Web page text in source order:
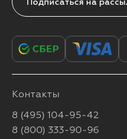
Контакты
8 (495) 104-95-42
8 (800) 333-90-96